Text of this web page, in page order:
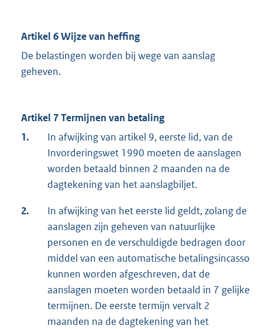
Artikel 6 Wijze van heffing
De belastingen worden bij wege van aanslag
geheven.
Artikel 7 Termijnen van betaling
1.
In afwijking van artikel 9, eerste lid, van de
Invorderingswet 1990 moeten de aanslagen
worden betaald binnen 2 maanden na de
dagtekening van het aanslagbiljet.
2.
In afwijking van het eerste lid geldt, zolang de
aanslagen zijn geheven van natuurlijke
personen en de verschuldigde bedragen door
middel van een automatische betalingsincasso
kunnen worden afgeschreven, dat de
aanslagen moeten worden betaald in 7 gelijke
termijnen. De eerste termijn vervalt 2
maanden na de dagtekening van het